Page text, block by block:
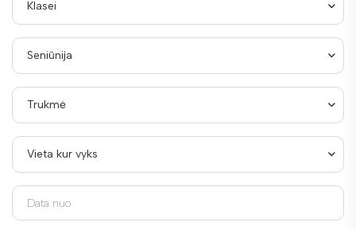
Klasei
Seniūnija
Trukmė
Vieta kur vyks